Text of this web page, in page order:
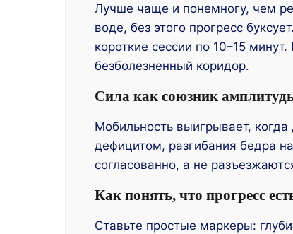
Лучше чаще и понемногу, чем
воде, без этого прогресс
короткие сессии по 10–15
безболезненный коридор.
Сила как союзник
Мобильность выигрывает, когда
дефицитом, разгибания бедра
согласованно, а не
Как понять, что прогресс
Ставьте простые маркеры: